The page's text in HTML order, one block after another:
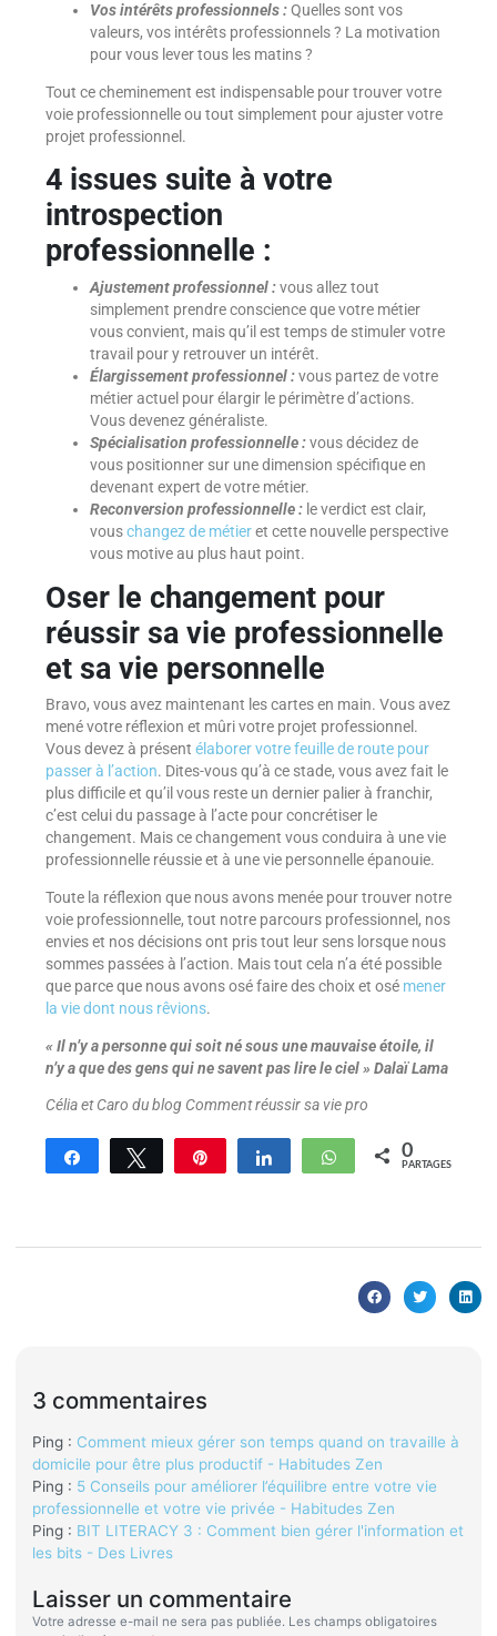
Vos intérêts professionnels :Quelles sont vos
valeurs, vos intérêts professionnels ? La motivation
pour vous lever tous les matins ?
Tout ce cheminement est indispensable pour trouver votre
voie professionnelle ou tout simplement pour ajuster votre
projet professionnel.
4 issues suite à votre
introspection
professionnelle :
Ajustement professionnel :vous allez tout
simplement prendre conscience que votre métier
vous convient, mais qu’il est temps de stimuler votre
travail pour y retrouver un intérêt.
Élargissement professionnel :vous partez de votre
métier actuel pour élargir le périmètre d’actions.
Vous devenez généraliste.
Spécialisation professionnelle :vous décidez de
vous positionner sur une dimension spécifique en
devenant expert de votre métier.
Reconversion professionnelle :le verdict est clair,
vouschangez de métieret cette nouvelle perspective
vous motive au plus haut point.
Oser le changement pour
réussir sa vie professionnelle
et sa vie personnelle
Bravo, vous avez maintenant les cartes en main. Vous avez
mené votre réflexion et mûri votre projet professionnel.
Vous devez à présent élaborer votre feuille de route pour
passer à l’action. Dites-vous qu’à ce stade, vous avez fait le
plus difficile et qu’il vous reste un dernier palier à franchir,
c’est celui du passage à l’acte pour concrétiser le
changement. Mais ce changement vous conduira à une vie
professionnelle réussie et à une vie personnelle épanouie.
Toute la réflexion que nous avons menée pour trouver notre
voie professionnelle, tout notre parcours professionnel, nos
envies et nos décisions ont pris tout leur sens lorsque nous
sommes passées à l’action. Mais tout cela n’a été possible
que parce que nous avons osé faire des choix et osé mener
la vie dont nous rêvions.
« Il n’y a personne qui soit né sous une mauvaise étoile, il
n’y a que des gens qui ne savent pas lire le ciel » Dalaï Lama
Célia et Caro du blog Comment réussir sa vie pro
Partagez Tweetez Enregistrer Partagez WhatsApp
0
PARTAGES
3 commentaires
Ping : Comment mieux gérer son temps quand on travaille à
domicile pour être plus productif - Habitudes Zen
Ping : 5 Conseils pour améliorer l’équilibre entre votre vie
professionnelle et votre vie privée - Habitudes Zen
Ping : BIT LITERACY 3 : Comment bien gérer l'information et
les bits - Des Livres
Laisser un commentaire
Votre adresse e-mail ne sera pas publiée. Les champs obligatoires